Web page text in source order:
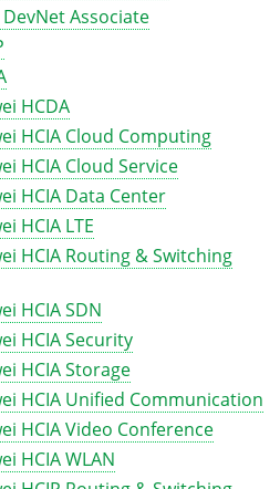
Associate
HCDA
HCIA Cloud Computing
HCIA Cloud Service
HCIA Data Center
HCIA LTE
HCIA Routing & Switching
HCIA SDN
HCIA Security
HCIA Storage
HCIA Unified Communication
HCIA Video Conference
HCIA WLAN